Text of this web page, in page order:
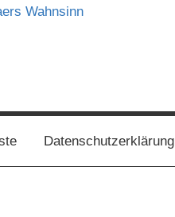
Datenschutzerklärung